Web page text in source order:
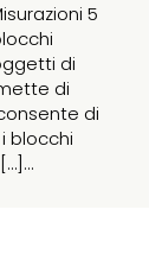
5
di
di
di
blocchi